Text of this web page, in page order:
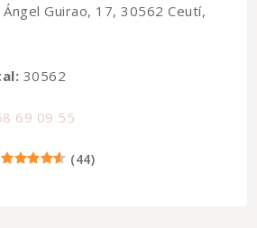
Ángel Guirao, 17, 30562 Ceutí,
30562
69 09 55
(44)